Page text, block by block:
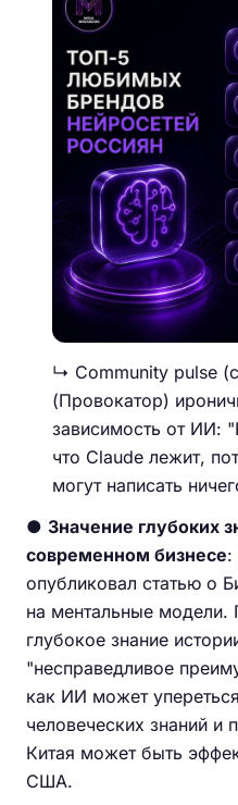
↳ Community pulse
(Провокатор)
зависимость от ИИ:
что Claude лежит,
могут написать
● Значение глубоких
современном бизнесе:
опубликовал статью о
на ментальные модели.
глубокое знание
"несправедливое
как ИИ может
человеческих знаний и
Китая может быть
США.